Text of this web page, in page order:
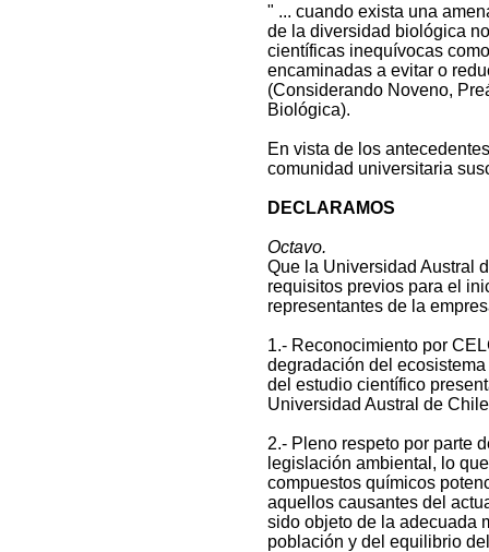
" ... cuando exista una
de la diversidad biológica
científicas inequívocas
encaminadas a evitar o
(Considerando Noveno,
Biológica).
En vista de los
comunidad universitaria
DECLARAMOS
Octavo.
Que la Universidad Austral
requisitos previos para el
representantes de la
1.- Reconocimiento por
degradación del
del estudio científico
Universidad Austral de
2.- Pleno respeto por parte
legislación ambiental, lo
compuestos químicos
aquellos causantes del
sido objeto de la adecuada
población y del equilibrio